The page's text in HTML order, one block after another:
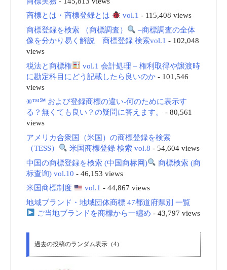
商標とは・商標登録とは
vol.1 - 115,408 views
商標登録を検索 （商標調査）
–商標調査の全体
像を分かり易く解説 商標登録 検索vol.1 - 102,048
views
税法と商標権
vol.1 会計処理 – 権利取得や譲渡時
に勘定科目にどう記載したら良いのか- 101,546
views
®™℠ および登録商標の違い-何のために表示す
る？無くても良い？の疑問に答えます。
- 80,561
views
アメリカ合衆国（米国）の商標登録を検索
（TESS）
米国商標登録 検索 vol.8 - 54,604 views
中国の商標登録を検索 (中国商标网)
商標検索 (商
标查询) vol.10 - 46,153 views
米国商標制度
vol.1 - 44,867 views
地域ブランド・地域団体商標 47都道府県別 一覧
ご当地ブランドを商標から一纏め - 43,797 views
過去の投稿のランダム表示（4）